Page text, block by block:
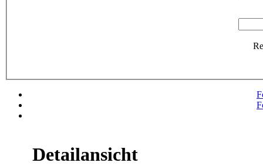
Detailansicht